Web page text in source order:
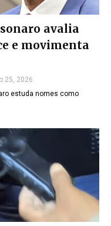
avalia
e movimenta
25, 2026
estuda nomes como